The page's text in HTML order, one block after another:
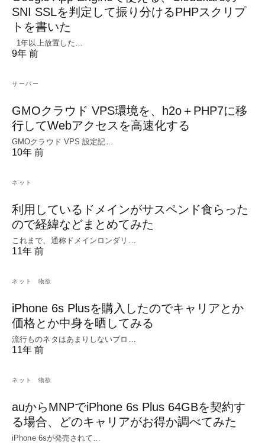
SNI SSLを判定して振り分けるPHPスクリプ
トを書いた
1年以上放置した…
9年 前
サーバー
GMOクラウド VPS環境を、h2o＋PHP7に移
行してWebアクセスを高速化する
GMOクラウド VPS 設定記…
10年 前
ネット
利用しているドメインがサスペンド食らった
ので経緯などまとめてみた
これまで、通称ドメインロンダリ…
11年 前
ネット 物欲
iPhone 6s Plusを購入したのでキャリアとか
価格とか中身を晒してみる
流行ものネタはあまりしないブロ…
11年 前
ネット 物欲
auからMNPでiPhone 6s Plus 64GBを契約す
る場合、どのキャリアがお得か調べてみた
iPhone 6sが発売されて…